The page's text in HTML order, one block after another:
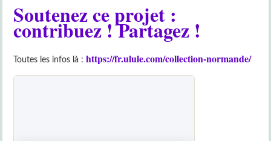
Soutenez ce projet :
contribuez ! Partagez !
Toutes les infos là :https://fr.ulule.com/collection-normande/